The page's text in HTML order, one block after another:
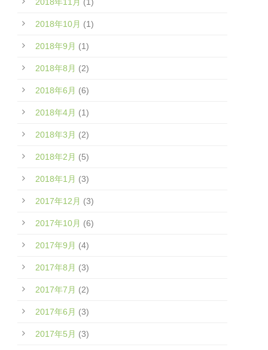
2018年10月 (1)
2018年9月 (1)
2018年8月 (2)
2018年6月 (6)
2018年4月 (1)
2018年3月 (2)
2018年2月 (5)
2018年1月 (3)
2017年12月 (3)
2017年10月 (6)
2017年9月 (4)
2017年8月 (3)
2017年7月 (2)
2017年6月 (3)
2017年5月 (3)